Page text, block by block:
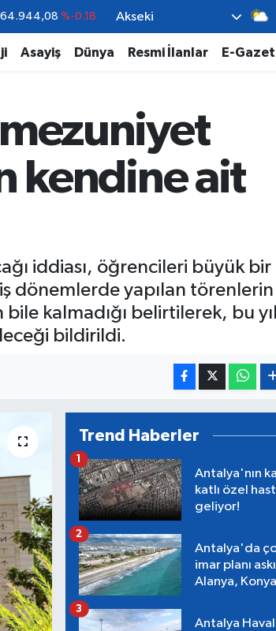
47,7436 %0.18
55,2510 %0.32
13.779 %-14
64.944,08
Akseki
Asayiş Dünya Resmi İlanlar E-
kendine ait
iddiası, öğrencileri büyük bir
dönemlerde yapılan
kalmadığı belirtilerek, bu
bildirildi.
Trend Haberler
Antalya'nın
katlı özel
geliyor!
1
Antalya'da
imar planı
Alanya,
2
Antalya
3